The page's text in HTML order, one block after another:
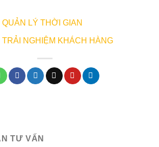
LÝ THỜI GIAN
NGHIỆM KHÁCH HÀNG
TƯ VẤN